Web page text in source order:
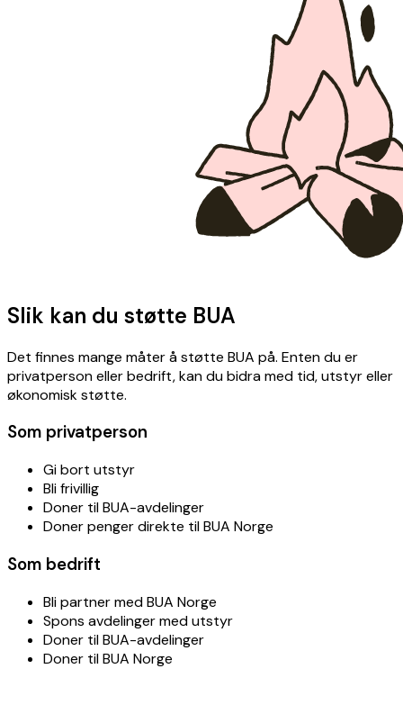
Slik kan du støtte BUA
Det finnes mange måter å støtte BUA på. Enten du er
privatperson eller bedrift, kan du bidra med tid, utstyr eller
økonomisk støtte.
Som privatperson
Gi bort utstyr
Bli frivillig
Doner til BUA-avdelinger
Doner penger direkte til BUA Norge
Som bedrift
Bli partner med BUA Norge
Spons avdelinger med utstyr
Doner til BUA-avdelinger
Doner til BUA Norge